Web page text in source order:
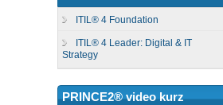
ITIL® 4 Foundation
ITIL® 4 Leader: Digital & IT
Strategy
PRINCE2® video kurz